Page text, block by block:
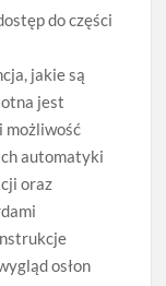
do części
jakie są
jest
możliwość
automatyki
oraz
osłon